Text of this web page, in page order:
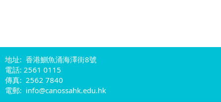
地址: 香港鰂魚涌海澤街8號
電話: 2561 0115
傳真: 2562 7840
電郵: info@canossahk.edu.hk